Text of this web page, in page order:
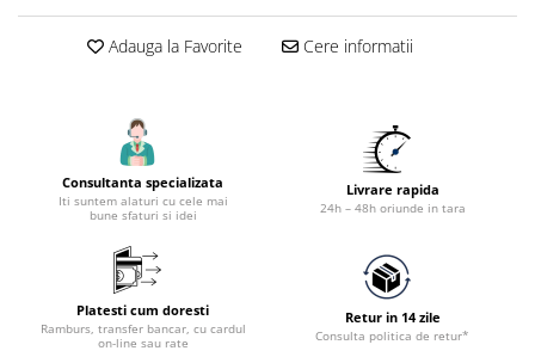
Generatoare Uz general
Generatoare Industriale
Generatoare pentru sudare
Automatizari generatoare
Accesorii generatoare
Statii de alimentare portabile
Utilaje agricole
Motocultoare
Adauga la Favorite Cere informatii
Consultanta specializata
Iti suntem alaturi cu cele mai
bune sfaturi si idei
Livrare rapida
24h – 48h oriunde in tara
Platesti cum doresti
Ramburs, transfer bancar, cu cardul
on-line sau rate
Retur in 14 zile
Consulta politica de retur*